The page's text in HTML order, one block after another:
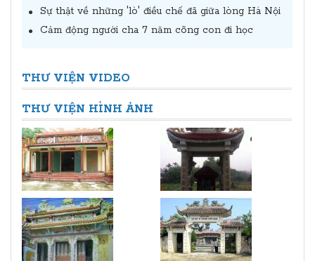
Sự thật về những 'lò' điều chế đã giữa lòng Hà Nội
Cảm động người cha 7 năm cõng con đi học
THƯ VIỆN VIDEO
THƯ VIỆN HÌNH ẢNH